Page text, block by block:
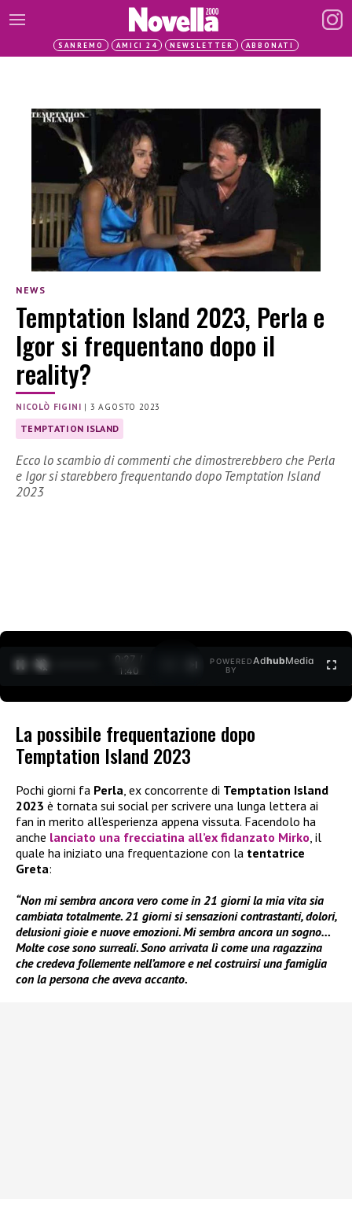
SANREMO AMICI 24 NEWSLETTER ABBONATI
NEWS
Temptation Island 2023, Perla e
Igor si frequentano dopo il
reality?
NICOLÒ FIGINI | 3 AGOSTO 2023
TEMPTATION ISLAND
Ecco lo scambio di commenti che dimostrerebbero che Perla
e Igor si starebbero frequentando dopo Temptation Island
2023
0:28 /
1:40
POWERED
BY
AdhubMedia
La possibile frequentazione dopo
Temptation Island 2023
Pochi giorni fa Perla, ex concorrente di Temptation Island
2023 è tornata sui social per scrivere una lunga lettera ai
fan in merito all’esperienza appena vissuta. Facendolo ha
anche lanciato una frecciatina all’ex fidanzato Mirko, il
quale ha iniziato una frequentazione con la tentatrice
Greta:
“Non mi sembra ancora vero come in 21 giorni la mia vita sia
cambiata totalmente. 21 giorni si sensazioni contrastanti, dolori,
delusioni gioie e nuove emozioni. Mi sembra ancora un sogno…
Molte cose sono surreali. Sono arrivata lì come una ragazzina
che credeva follemente nell’amore e nel costruirsi una famiglia
con la persona che aveva accanto.